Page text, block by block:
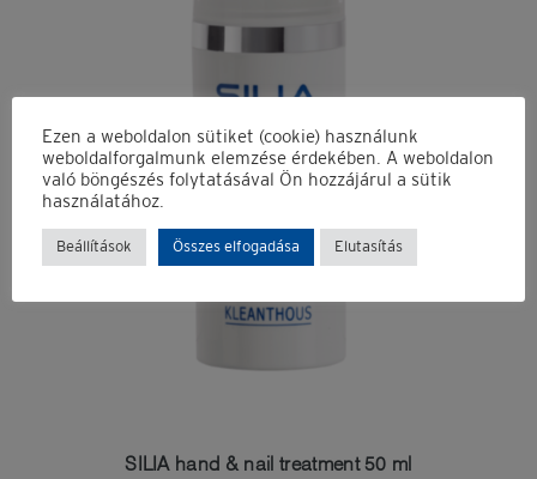
Facebook
Regisztrálok
SILIA hand & nail treatment 50 ml
Ezen a weboldalon sütiket (cookie) használunk
weboldalforgalmunk elemzése érdekében. A weboldalon
való böngészés folytatásával Ön hozzájárul a sütik
használatához.
Beállítások Összes elfogadása Elutasítás